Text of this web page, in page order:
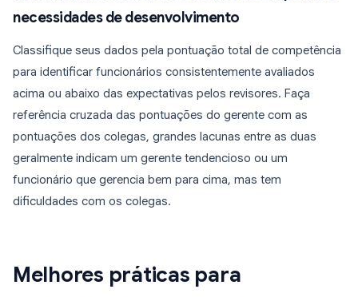
necessidades de desenvolvimento
Classifique seus dados pela pontuação total de competência
para identificar funcionários consistentemente avaliados
acima ou abaixo das expectativas pelos revisores. Faça
referência cruzada das pontuações do gerente com as
pontuações dos colegas, grandes lacunas entre as duas
geralmente indicam um gerente tendencioso ou um
funcionário que gerencia bem para cima, mas tem
dificuldades com os colegas.
Melhores práticas para